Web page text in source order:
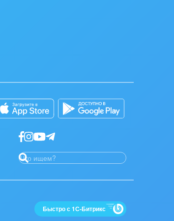
Быстро с 1С-Битрикс